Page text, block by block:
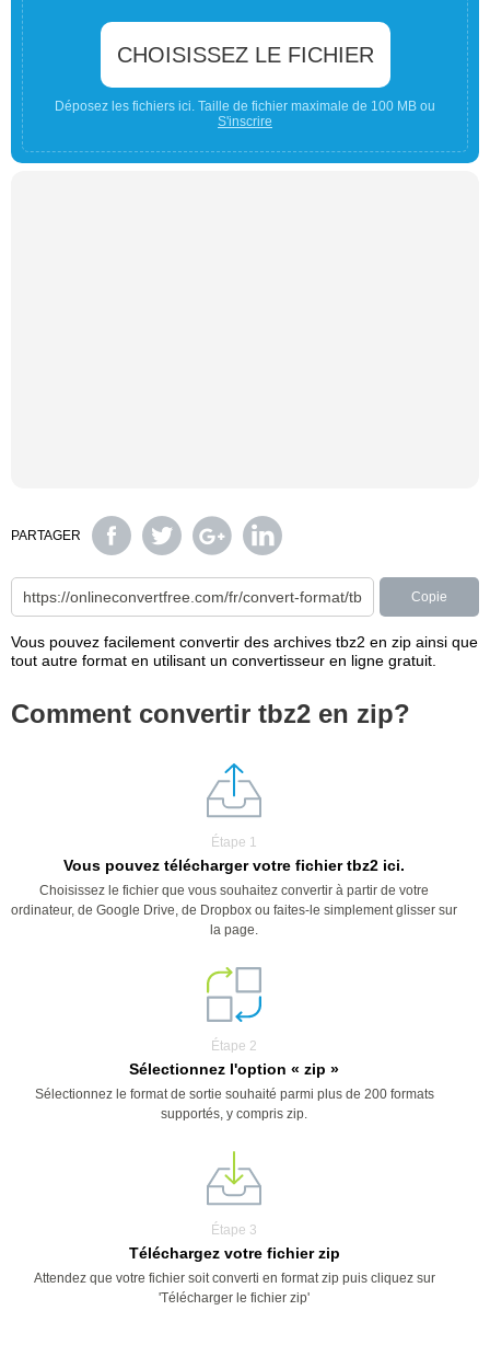
CHOISISSEZ LE FICHIER
Déposez les fichiers ici. Taille de fichier maximale de 100 MB ou
S'inscrire
PARTAGER
Copie
Vous pouvez facilement convertir des archives tbz2 en zip ainsi que
tout autre format en utilisant un convertisseur en ligne gratuit.
Comment convertir tbz2 en zip?
Étape 1
Vous pouvez télécharger votre fichier tbz2 ici.
Choisissez le fichier que vous souhaitez convertir à partir de votre
ordinateur, de Google Drive, de Dropbox ou faites-le simplement glisser sur
la page.
Étape 2
Sélectionnez l'option « zip »
Sélectionnez le format de sortie souhaité parmi plus de 200 formats
supportés, y compris zip.
Étape 3
Téléchargez votre fichier zip
Attendez que votre fichier soit converti en format zip puis cliquez sur
'Télécharger le fichier zip'